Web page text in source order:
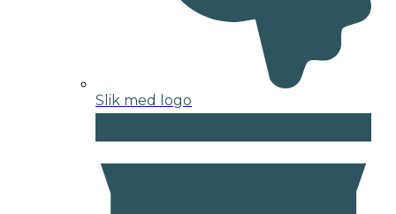
Slik med logo